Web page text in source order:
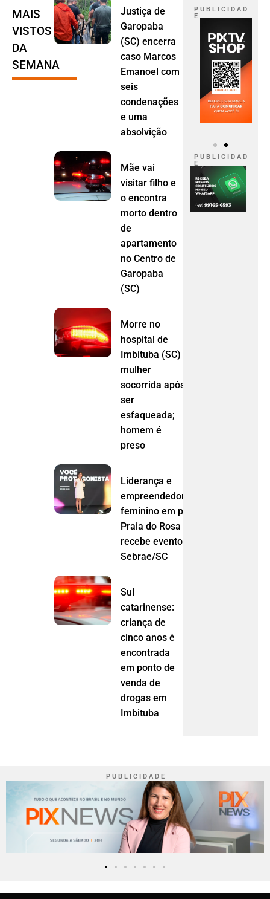
MAIS
VISTOS
DA
SEMANA
Justiça de
Garopaba
(SC) encerra
caso Marcos
Emanoel com
seis
condenações
e uma
absolvição
Mãe vai
visitar filho e
o encontra
morto dentro
de
apartamento
no Centro de
Garopaba
(SC)
Morre no
hospital de
Imbituba (SC)
mulher
socorrida após
ser
esfaqueada;
homem é
preso
Liderança e
empreendedorismo
feminino em pauta:
Praia do Rosa
recebe evento do
Sebrae/SC
Sul
catarinense:
criança de
cinco anos é
encontrada
em ponto de
venda de
drogas em
Imbituba
P U B L I C I D A D
E
P U B L I C I D A D
E
P U B L I C I D A D E